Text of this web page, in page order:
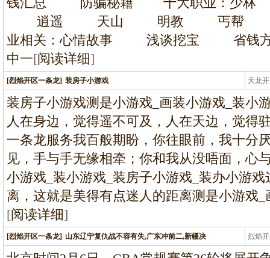
逍遥 天山 明教 丐帮
业相关：心情故事 浅谈挖宝 省钱
中一[阅读详细]
[烈焰开区一条龙] 装房子小游戏 天龙
龙
装房子小游戏测是小游戏_画装小游戏_装小
人在身边，觉得遥不可及，人在天边，觉得
一条龙服务我百般期盼，你往眼前，我十分
见，手与手无缘相牵；你和我从没唔面，心
小游戏_装小游戏_装房子小游戏_装办小游
离，这就是美得有点迷人的距离测是小游戏
[阅读详细]
[烈焰开区一条龙] 山东辽宁复仇战不容有失,广东冲前二,新疆决 烈焰
龙